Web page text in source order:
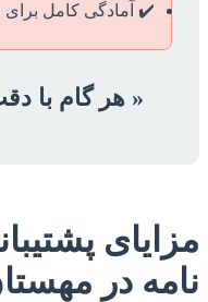
✔️ آمادگی کامل برای
« هر گام با
مزایای
نامه در